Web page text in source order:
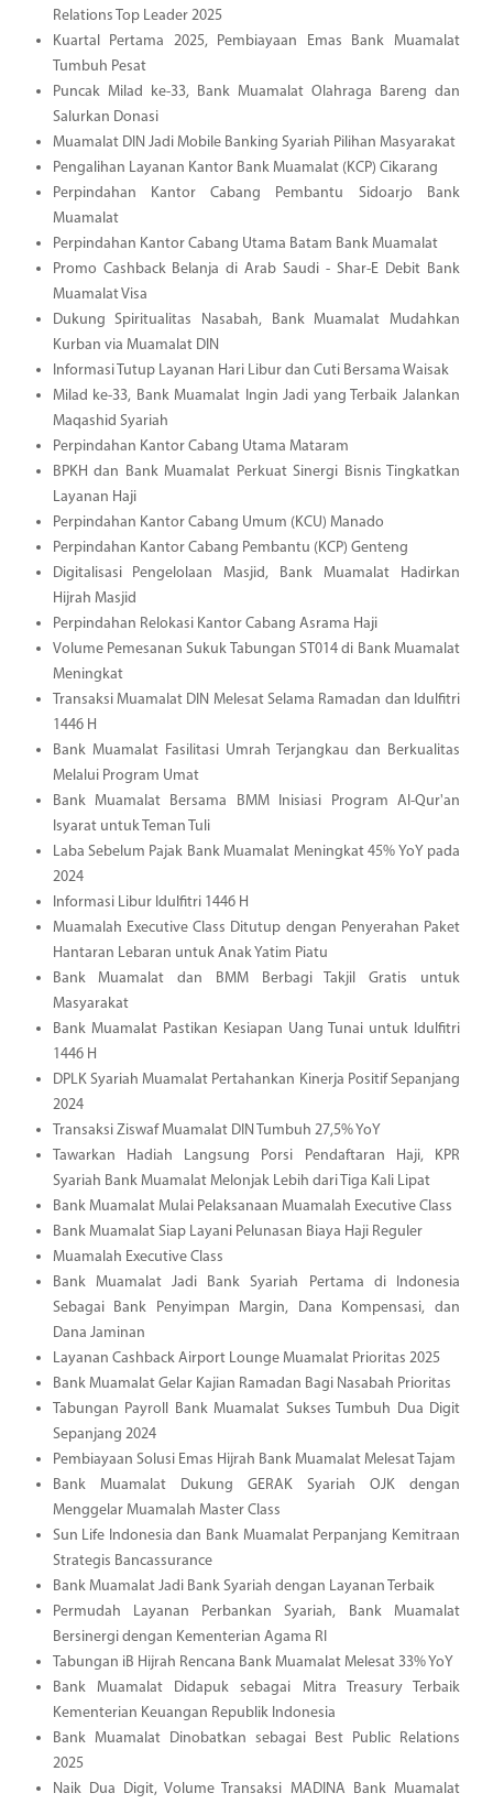
Relations Top Leader 2025
Kuartal Pertama 2025, Pembiayaan Emas Bank Muamalat
Tumbuh Pesat
Puncak Milad ke-33, Bank Muamalat Olahraga Bareng dan
Salurkan Donasi
Muamalat DIN Jadi Mobile Banking Syariah Pilihan Masyarakat
Pengalihan Layanan Kantor Bank Muamalat (KCP) Cikarang
Perpindahan Kantor Cabang Pembantu Sidoarjo Bank
Muamalat
Perpindahan Kantor Cabang Utama Batam Bank Muamalat
Promo Cashback Belanja di Arab Saudi - Shar-E Debit Bank
Muamalat Visa
Dukung Spiritualitas Nasabah, Bank Muamalat Mudahkan
Kurban via Muamalat DIN
Informasi Tutup Layanan Hari Libur dan Cuti Bersama Waisak
Milad ke-33, Bank Muamalat Ingin Jadi yang Terbaik Jalankan
Maqashid Syariah
Perpindahan Kantor Cabang Utama Mataram
BPKH dan Bank Muamalat Perkuat Sinergi Bisnis Tingkatkan
Layanan Haji
Perpindahan Kantor Cabang Umum (KCU) Manado
Perpindahan Kantor Cabang Pembantu (KCP) Genteng
Digitalisasi Pengelolaan Masjid, Bank Muamalat Hadirkan
Hijrah Masjid
Perpindahan Relokasi Kantor Cabang Asrama Haji
Volume Pemesanan Sukuk Tabungan ST014 di Bank Muamalat
Meningkat
Transaksi Muamalat DIN Melesat Selama Ramadan dan Idulfitri
1446 H
Bank Muamalat Fasilitasi Umrah Terjangkau dan Berkualitas
Melalui Program Umat
Bank Muamalat Bersama BMM Inisiasi Program Al-Qur'an
Isyarat untuk Teman Tuli
Laba Sebelum Pajak Bank Muamalat Meningkat 45% YoY pada
2024
Informasi Libur Idulfitri 1446 H
Muamalah Executive Class Ditutup dengan Penyerahan Paket
Hantaran Lebaran untuk Anak Yatim Piatu
Bank Muamalat dan BMM Berbagi Takjil Gratis untuk
Masyarakat
Bank Muamalat Pastikan Kesiapan Uang Tunai untuk Idulfitri
1446 H
DPLK Syariah Muamalat Pertahankan Kinerja Positif Sepanjang
2024
Transaksi Ziswaf Muamalat DIN Tumbuh 27,5% YoY
Tawarkan Hadiah Langsung Porsi Pendaftaran Haji, KPR
Syariah Bank Muamalat Melonjak Lebih dari Tiga Kali Lipat
Bank Muamalat Mulai Pelaksanaan Muamalah Executive Class
Bank Muamalat Siap Layani Pelunasan Biaya Haji Reguler
Muamalah Executive Class
Bank Muamalat Jadi Bank Syariah Pertama di Indonesia
Sebagai Bank Penyimpan Margin, Dana Kompensasi, dan
Dana Jaminan
Layanan Cashback Airport Lounge Muamalat Prioritas 2025
Bank Muamalat Gelar Kajian Ramadan Bagi Nasabah Prioritas
Tabungan Payroll Bank Muamalat Sukses Tumbuh Dua Digit
Sepanjang 2024
Pembiayaan Solusi Emas Hijrah Bank Muamalat Melesat Tajam
Bank Muamalat Dukung GERAK Syariah OJK dengan
Menggelar Muamalah Master Class
Sun Life Indonesia dan Bank Muamalat Perpanjang Kemitraan
Strategis Bancassurance
Bank Muamalat Jadi Bank Syariah dengan Layanan Terbaik
Permudah Layanan Perbankan Syariah, Bank Muamalat
Bersinergi dengan Kementerian Agama RI
Tabungan iB Hijrah Rencana Bank Muamalat Melesat 33% YoY
Bank Muamalat Didapuk sebagai Mitra Treasury Terbaik
Kementerian Keuangan Republik Indonesia
Bank Muamalat Dinobatkan sebagai Best Public Relations
2025
Naik Dua Digit, Volume Transaksi MADINA Bank Muamalat